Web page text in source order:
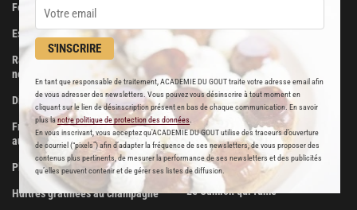
S'INSCRIRE
En tant que responsable de traitement, ACADEMIE DU GOUT traite votre adresse email afin
de vous adresser des newsletters. Vous pouvez vous désinscrire à tout moment en
cliquant sur le lien de désinscription présent en bas de chaque communication. En savoir
plus lanotre politique de protection des données
En vous inscrivant, vous acceptez qu'ACADEMIE DU GOUT utilise des traceurs d’ouverture
de courriel (“pixels”) afin d’adapter la fréquence de ses newsletters, de vous proposer des
contenus plus pertinents, de mesurer la performance de ses newsletters et des publicités
qu’elles peuvent contenir et de gérer ses listes de diffusion.
Foie gras de canard confit
Escalopes de foie gras poêlées
Ravioli de foie gras aux truffes
noires
Dinde farcie aux fruits secs
Fricassée de volaille de Bresse
aux morilles
Plateau de fruits de mer royal
Huîtres gratinées au champagne
La Pâtisserie des Rêves
Boucherie Metzger et André
Maison Viennet
Poissonnerie Vianey
Les Trois Dômes
Le Romano
Le Camion qui fume